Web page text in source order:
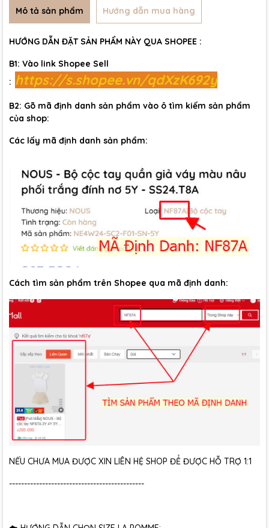
Mô tả sản phẩm Hướng dẫn mua hàng
HƯỚNG DẪN ĐẶT SẢN PHẨM NÀY QUA SHOPEE :
B1: Vào link Shopee Sell
: https://s.shopee.vn/qdXzK692y
B2: Gõ mã định danh sản phẩm vào ô tìm kiếm sản phẩm
của shop:
Các lấy mã định danh sản phẩm:
Cách tìm sản phẩm trên Shopee qua mã định danh:
NẾU CHƯA MUA ĐƯỢC XIN LIÊN HỆ SHOP ĐỂ ĐƯỢC HỖ TRỢ 1:1
---------------------------------------------